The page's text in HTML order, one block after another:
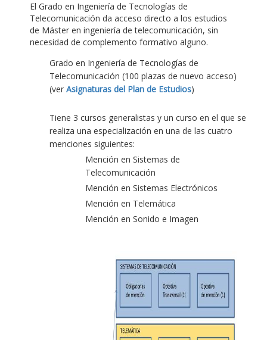
El Grado en Ingeniería de Tecnologías de
Telecomunicación da acceso directo a los estudios
de Máster en ingeniería de telecomunicación, sin
necesidad de complemento formativo alguno.
Grado en Ingeniería de Tecnologías de
Telecomunicación (100 plazas de nuevo acceso)
(ver Asignaturas del Plan de Estudios)
Tiene 3 cursos generalistas y un curso en el que se
realiza una especialización en una de las cuatro
menciones siguientes:
Mención en Sistemas de
Telecomunicación
Mención en Sistemas Electrónicos
Mención en Telemática
Mención en Sonido e Imagen